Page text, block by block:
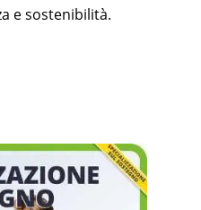
e sostenibilità.